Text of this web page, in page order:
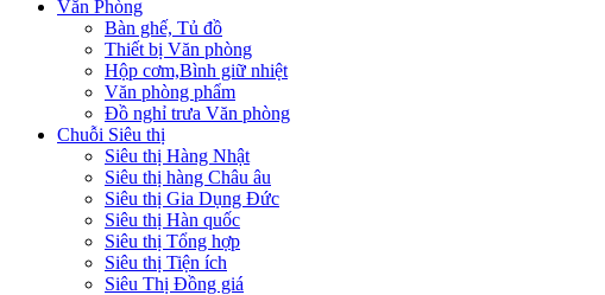
Văn Phòng
Bàn ghế, Tủ đồ
Thiết bị Văn phòng
Hộp cơm,Bình giữ nhiệt
Văn phòng phẩm
Đồ nghỉ trưa Văn phòng
Chuỗi Siêu thị
Siêu thị Hàng Nhật
Siêu thị hàng Châu âu
Siêu thị Gia Dụng Đức
Siêu thị Hàn quốc
Siêu thị Tổng hợp
Siêu thị Tiện ích
Siêu Thị Đồng giá